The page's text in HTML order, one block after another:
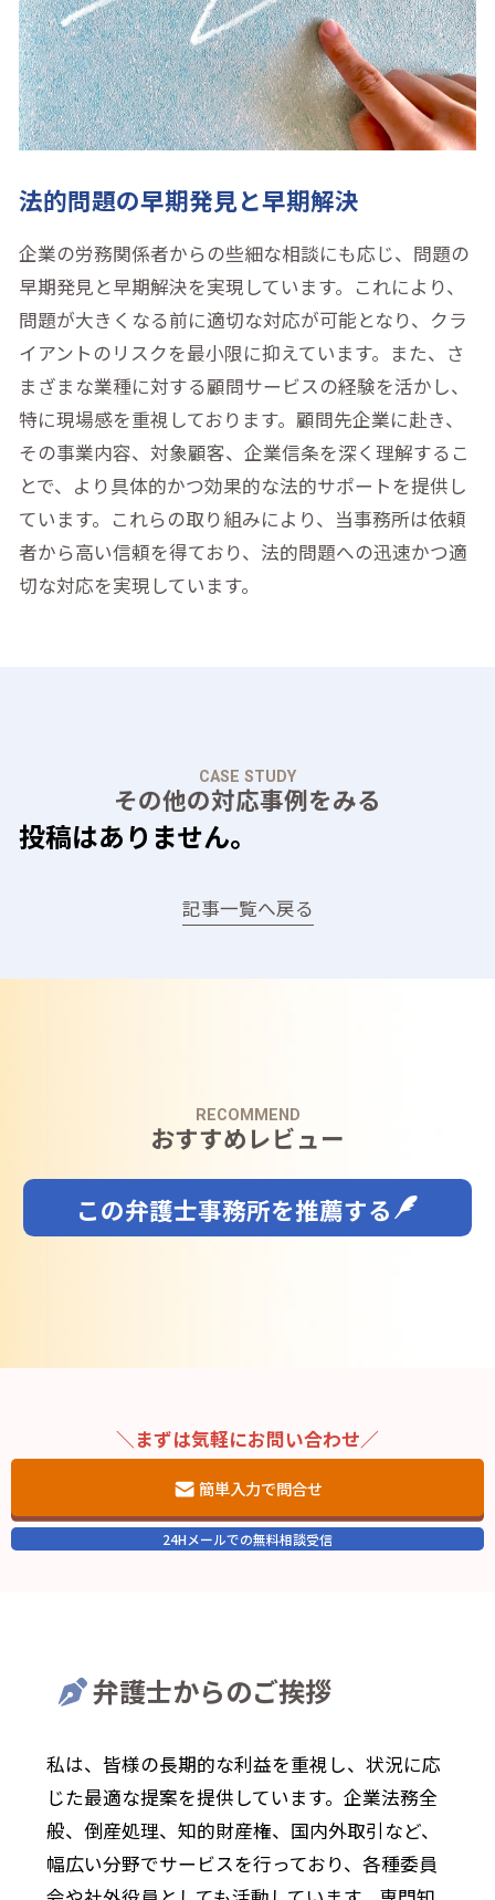
法的問題の早期発見と早期解決
企業の労務関係者からの些細な相談にも応じ、問題の
早期発見と早期解決を実現しています。これにより、
問題が大きくなる前に適切な対応が可能となり、クラ
イアントのリスクを最小限に抑えています。また、さ
まざまな業種に対する顧問サービスの経験を活かし、
特に現場感を重視しております。顧問先企業に赴き、
その事業内容、対象顧客、企業信条を深く理解するこ
とで、より具体的かつ効果的な法的サポートを提供し
ています。これらの取り組みにより、当事務所は依頼
者から高い信頼を得ており、法的問題への迅速かつ適
切な対応を実現しています。
CASE STUDY
その他の対応事例をみる
投稿はありません。
記事一覧へ戻る
RECOMMEND
おすすめレビュー
この弁護士事務所を推薦する
＼まずは気軽にお問い合わせ／
簡単入力で問合せ
24Hメールでの無料相談受信
弁護士からのご挨拶
私は、皆様の長期的な利益を重視し、状況に応
じた最適な提案を提供しています。企業法務全
般、倒産処理、知的財産権、国内外取引など、
幅広い分野でサービスを行っており、各種委員